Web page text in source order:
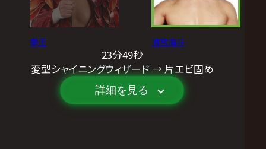
拳王 清宮海斗
23分49秒
変型シャイニングウィザード → 片エビ固め
詳細を見る